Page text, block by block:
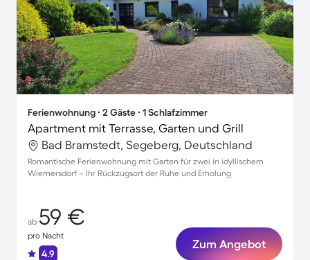
Ferienwohnung ∙ 2 Gäste ∙ 1 Schlafzimmer
Apartment mit Terrasse, Garten und Grill
Bad Bramstedt, Segeberg, Deutschland
Romantische Ferienwohnung mit Garten für zwei in idyllischem
Wiemersdorf – Ihr Rückzugsort der Ruhe und Erholung
ab 59 €
pro Nacht
4.9
Zum Angebot